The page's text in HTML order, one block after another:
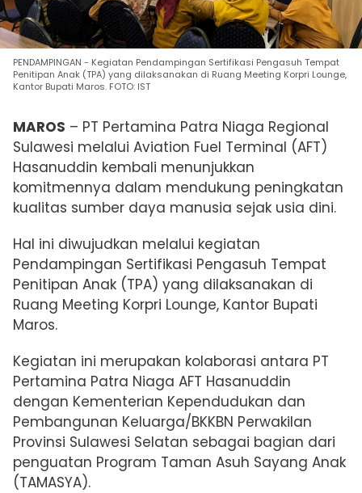
PENDAMPINGAN - Kegiatan Pendampingan Sertifikasi Pengasuh Tempat
Penitipan Anak (TPA) yang dilaksanakan di Ruang Meeting Korpri Lounge,
Kantor Bupati Maros. FOTO: IST
MAROS – PT Pertamina Patra Niaga Regional
Sulawesi melalui Aviation Fuel Terminal (AFT)
Hasanuddin kembali menunjukkan
komitmennya dalam mendukung peningkatan
kualitas sumber daya manusia sejak usia dini.
Hal ini diwujudkan melalui kegiatan
Pendampingan Sertifikasi Pengasuh Tempat
Penitipan Anak (TPA) yang dilaksanakan di
Ruang Meeting Korpri Lounge, Kantor Bupati
Maros.
Kegiatan ini merupakan kolaborasi antara PT
Pertamina Patra Niaga AFT Hasanuddin
dengan Kementerian Kependudukan dan
Pembangunan Keluarga/BKKBN Perwakilan
Provinsi Sulawesi Selatan sebagai bagian dari
penguatan Program Taman Asuh Sayang Anak
(TAMASYA).